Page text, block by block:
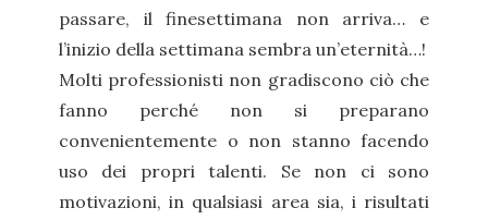
passare, il finesettimana non arriva… e
l’inizio della settimana sembra un’eternità…!
Molti professionisti non gradiscono ciò che
fanno perché non si preparano
convenientemente o non stanno facendo
uso dei propri talenti. Se non ci sono
motivazioni, in qualsiasi area sia, i risultati